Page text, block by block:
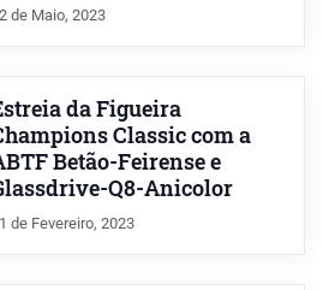
de Maio, 2023
da Figueira
Classic com a
Betão-Feirense e
Q8-Anicolor
de Fevereiro, 2023